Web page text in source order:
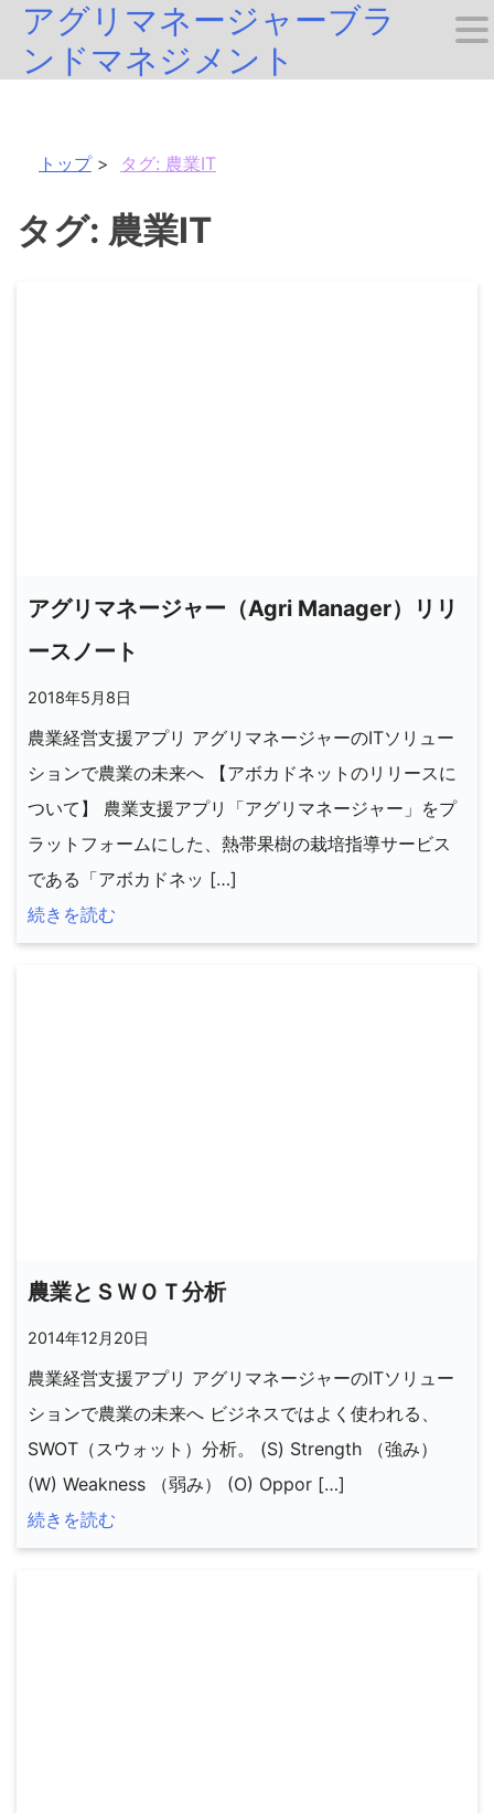
Skipアグリマネージャーブラ
ンドマネジメント
トップ タグ: 農業IT
タグ: 農業IT
アグリマネージャー（Agri Manager）リリ
ースノート
2018年5月8日
農業経営支援アプリ アグリマネージャーのITソリュー
ションで農業の未来へ 【アボカドネットのリリースに
ついて】 農業支援アプリ「アグリマネージャー」をプ
ラットフォームにした、熱帯果樹の栽培指導サービス
である「アボカドネッ […]
続きを読む
農業とＳＷＯＴ分析
2014年12月20日
農業経営支援アプリ アグリマネージャーのITソリュー
ションで農業の未来へ ビジネスではよく使われる、
SWOT（スウォット）分析。 (S) Strength （強み）
(W) Weakness （弱み） (O) Oppor […]
続きを読む